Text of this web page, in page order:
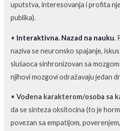
uputstva, interesovanja i profita
publika).
• Interaktivna. Nazad na nauku.
naziva se neuronsko spajanje,
slušaoca sinhronizovan sa
njihovi mozgovi odražavaju jedan
•Vođena karakterom/osoba sa
da se sinteza oksitocina (to je
povezan sa empatijom,